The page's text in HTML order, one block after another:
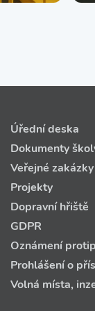
Úřední deska
Dokumenty
Veřejné zakázky
Projekty
Dopravní hřiště
GDPR
Oznámení
Prohlášení o
Volná místa,